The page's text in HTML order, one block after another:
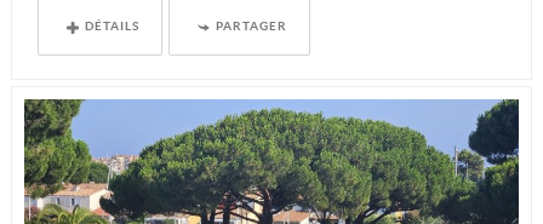
DÉTAILS PARTAGER